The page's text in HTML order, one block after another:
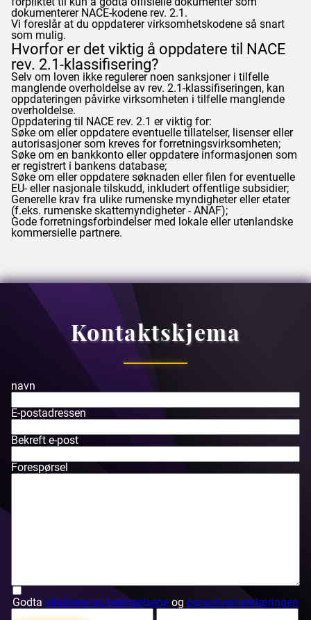
dokumenterer NACE-kodene rev. 2.1.
Vi foreslår at du oppdaterer virksomhetskodene så snart
som mulig.
Hvorfor er det viktig å oppdatere til NACE
rev. 2.1-klassifisering?
Selv om loven ikke regulerer noen sanksjoner i tilfelle
manglende overholdelse av rev. 2.1-klassifiseringen, kan
oppdateringen påvirke virksomheten i tilfelle manglende
overholdelse.
Oppdatering til NACE rev. 2.1 er viktig for:
Søke om eller oppdatere eventuelle tillatelser, lisenser eller
autorisasjoner som kreves for forretningsvirksomheten;
Søke om en bankkonto eller oppdatere informasjonen som
er registrert i bankens database;
Søke om eller oppdatere søknaden eller filen for eventuelle
EU- eller nasjonale tilskudd, inkludert offentlige subsidier;
Generelle krav fra ulike rumenske myndigheter eller etater
(f.eks. rumenske skattemyndigheter -ANAF);
Gode forretningsforbindelser med lokale eller utenlandske
kommersielle partnere.
Kontaktskjema
navn
E-postadressen
Bekreft e-post
Forespørsel
Godta vilkårene og betingelsene og personvernerklæringen